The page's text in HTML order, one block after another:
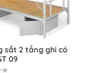
sắt 2 tầng ghi có
09